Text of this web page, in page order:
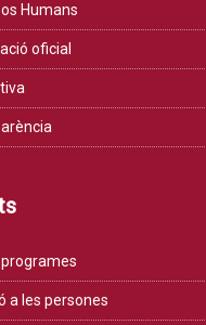
Humans
oficial
programes
a les persones